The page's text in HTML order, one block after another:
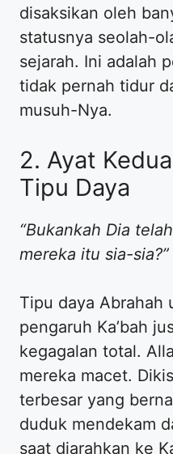
disaksikan oleh
statusnya seolah-
sejarah. Ini adalah
tidak pernah tidur
musuh-Nya.
2. Ayat
Tipu Daya
“Bukankah Dia
mereka itu sia-sia?”
Tipu daya Abrahah
pengaruh Ka’bah
kegagalan total.
mereka macet.
terbesar yang
duduk mendekam
saat diarahkan ke